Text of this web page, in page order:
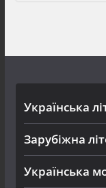
Українська
Зарубіжна
Українська